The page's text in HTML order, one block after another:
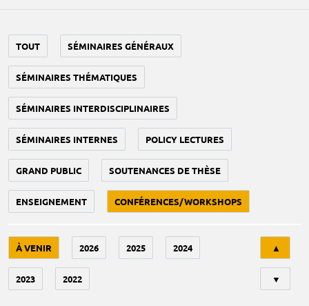
TOUT SÉMINAIRES GÉNÉRAUX
SÉMINAIRES THÉMATIQUES
SÉMINAIRES INTERDISCIPLINAIRES
SÉMINAIRES INTERNES POLICY LECTURES
GRAND PUBLIC SOUTENANCES DE THÈSE
ENSEIGNEMENT CONFÉRENCES/WORKSHOPS
À VENIR 2026 2025 2024
2023 2022
▲
▼